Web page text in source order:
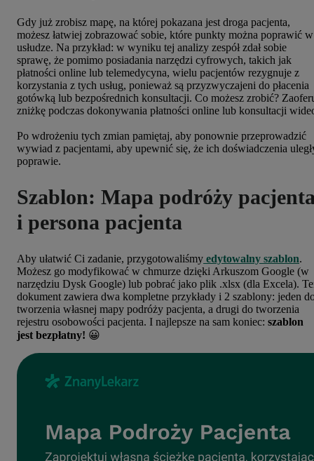
Gdy już zrobisz mapę, na której pokazana jest droga pacjenta,
możesz łatwiej zobrazować sobie, które punkty można poprawić w
usłudze. Na przykład: w wyniku tej analizy zespół zdał sobie
sprawę, że pomimo posiadania narzędzi cyfrowych, takich jak
płatności online lub telemedycyna, wielu pacjentów rezygnuje z
korzystania z tych usług, ponieważ są przyzwyczajeni do płacenia
gotówką lub bezpośrednich konsultacji. Co możesz zrobić?
zniżkę podczas dokonywania płatności online lub konsultacji
Po wdrożeniu tych zmian pamiętaj, aby ponownie przeprowadzić
wywiad z pacjentami, aby upewnić się, że ich doświadczenia
poprawie.
Szablon: Mapa podróży
i persona pacjenta
Aby ułatwić Ci zadanie, przygotowaliśmy edytowalny szablon.
Możesz go modyfikować w chmurze dzięki Arkuszom Google (w
narzędziu Dysk Google) lub pobrać jako plik .xlsx (dla Excela).
dokument zawiera dwa kompletne przykłady i 2 szablony: jeden
tworzenia własnej mapy podróży pacjenta, a drugi do tworzenia
rejestru osobowości pacjenta. I najlepsze na sam koniec: szablon
jest bezpłatny! 😀